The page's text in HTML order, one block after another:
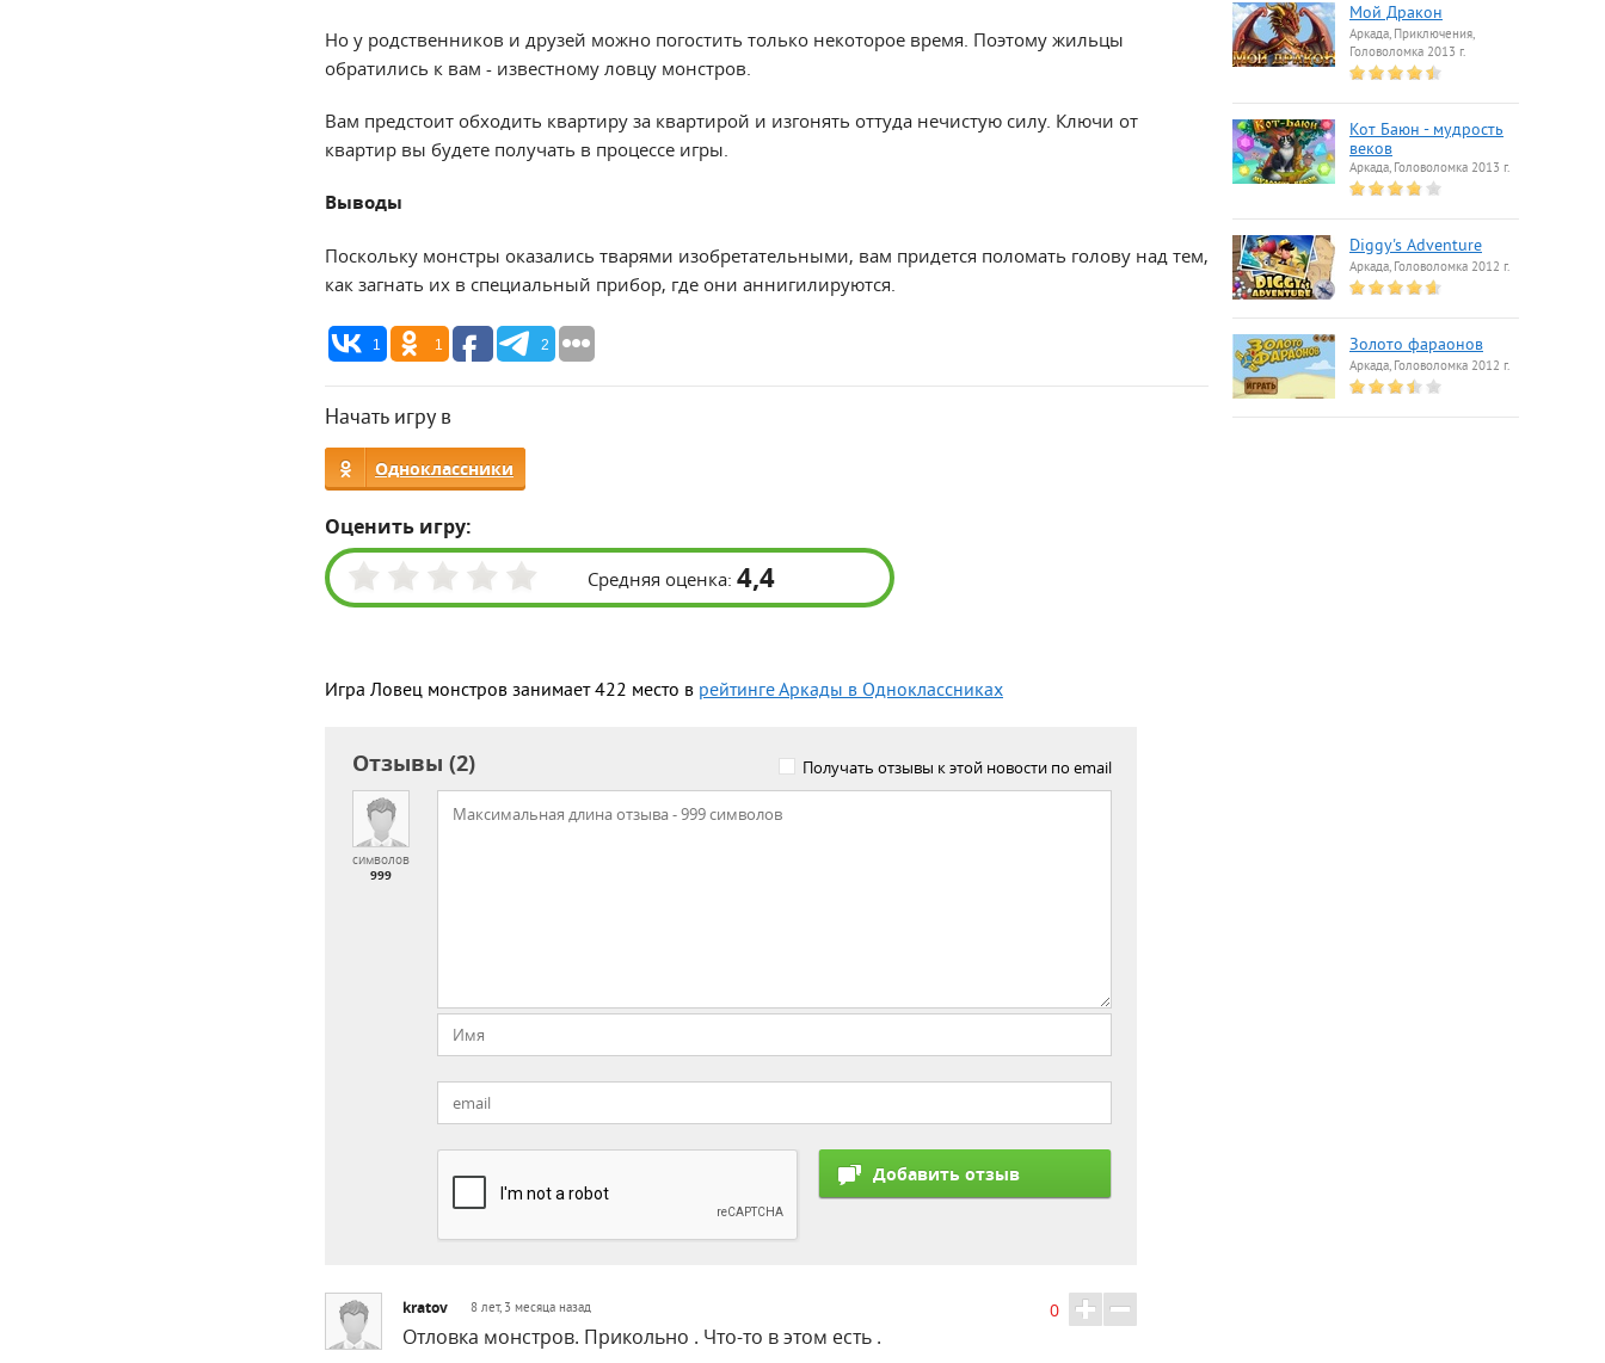
Но у родственников и друзей можно погостить только некоторое время. Поэтому жильцы
обратились к вам - известному ловцу монстров.
Вам предстоит обходить квартиру за квартирой и изгонять оттуда нечистую силу. Ключи от
квартир вы будете получать в процессе игры.
Выводы
Поскольку монстры оказались тварями изобретательными, вам придется поломать голову над тем,
как загнать их в специальный прибор, где они аннигилируются.
1 1 2
Начать игру в
Одноклассники
Оценить игру:
Средняя оценка: 4,4
Игра Ловец монстров занимает 422 место в рейтинге Аркады в Одноклассниках
Отзывы (2) Получать отзывы к этой новости по email
символов
999
kratov 8 лет, 3 месяца назад
Отловка монстров. Прикольно . Что-то в этом есть .
0
Мой Дракон
Аркада, Приключения,
Головоломка 2013 г.
Кот Баюн - мудрость
веков
Аркада, Головоломка 2013 г.
Diggy's Adventure
Аркада, Головоломка 2012 г.
Золото фараонов
Аркада, Головоломка 2012 г.